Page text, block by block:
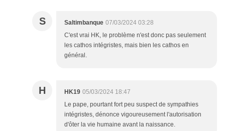
S Saltimbanque 07/03/2024 03:28
C'est vrai HK, le problème n'est donc pas seulement
les cathos intégristes, mais bien les cathos en
général.
H HK19 05/03/2024 18:47
Le pape, pourtant fort peu suspect de sympathies
intégristes, dénonce vigoureusement l'autorisation
d'ôter la vie humaine avant la naissance.